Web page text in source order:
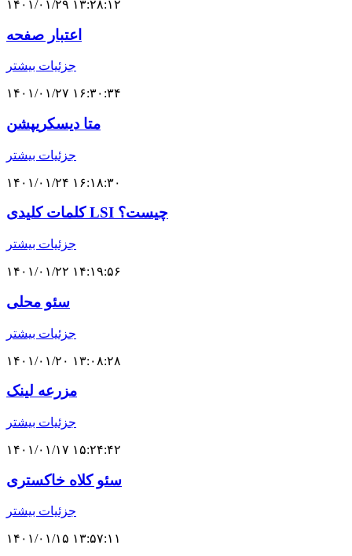
۱۴۰۱/۰۱/۲۹ ۱۳:۲۸:۱۲
اعتبار صفحه
جزئیات بیشتر
۱۴۰۱/۰۱/۲۷ ۱۶:۳۰:۳۴
متا دیسکریپشن
جزئیات بیشتر
۱۴۰۱/۰۱/۲۴ ۱۶:۱۸:۳۰
کلمات کلیدی LSI چیست؟
جزئیات بیشتر
۱۴۰۱/۰۱/۲۲ ۱۴:۱۹:۵۶
سئو محلی
جزئیات بیشتر
۱۴۰۱/۰۱/۲۰ ۱۳:۰۸:۲۸
مزرعه لینک
جزئیات بیشتر
۱۴۰۱/۰۱/۱۷ ۱۵:۲۴:۴۲
سئو کلاه خاکستری
جزئیات بیشتر
۱۴۰۱/۰۱/۱۵ ۱۳:۵۷:۱۱